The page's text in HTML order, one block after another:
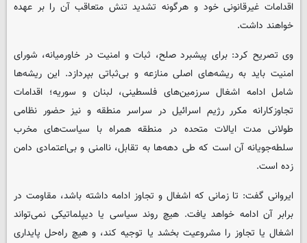
اقدامات غیرقانونی خود و هرگونه تشدید تنش متعاقب آن را بر عهده
خواهند داشت.
وی تصریح کرد: برای پیشبرد صلح، ثبات و امنیت در خاورمیانه، شورای
امنیت باید به ریشه‌های اصلی منازعه و بی‌ثباتی بپردازد. این ریشه‌ها
شامل ادامه اشغال سرزمین‌های فلسطینی، لبنان و سوریه؛ اقدامات
تجاوزکارانه مکرر رژیم اسرائیل در سراسر منطقه و نیز حضور نظامی
طولانی مدت ایالات متحده در منطقه همراه با سیاست‌های مخرب
سلطه‌جویانه آن است که طی دهه‌ها به تقابل، ناامنی و بی‌اعتمادی دامن
زده است.
ایروانی گفت: تا زمانی که اشغال و تجاوز ادامه داشته باشد، مقاومت در
برابر آن ادامه خواهد یافت. هیچ روند سیاسی یا دیپلماتیکی نمی‌تواند
اشغال یا تجاوز را مشروعیت بخشد یا توجیه کند، و هیچ راه‌حل پایداری